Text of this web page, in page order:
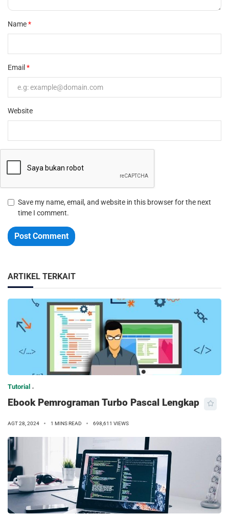
Name
Email
Website
Save my name, email, and website in this browser for the next
time I comment.
Post Comment
ARTIKEL TERKAIT
Tutorial
Ebook Pemrograman Turbo Pascal Lengkap
AGT 28, 2024 1 MINS READ 698,611 VIEWS